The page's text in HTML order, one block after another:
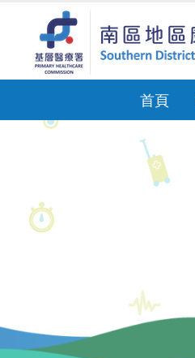
首頁